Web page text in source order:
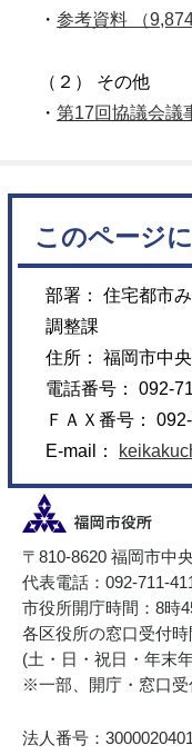
・参考資料 （
（２） その他
・第17回協議会議
このページ
部署： 住宅都市
調整課
住所： 福岡市中
電話番号： 092-
ＦＡＸ番号：
E-mail：
〒810-8620 福岡市中
代表電話：092-711-
市役所開庁時間：8時
各区役所の窓口受付
(土・日・祝日・年末
※一部、開庁・窓口受
法人番号：